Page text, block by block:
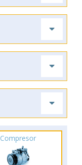
Compresor